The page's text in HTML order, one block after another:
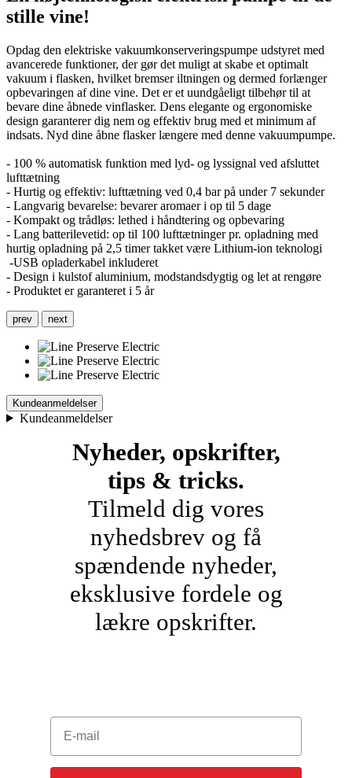
stille vine!
Opdag den elektriske vakuumkonserveringspumpe udstyret med
avancerede funktioner, der gør det muligt at skabe et optimalt
vakuum i flasken, hvilket bremser iltningen og dermed forlænger
opbevaringen af dine vine. Det er et uundgåeligt tilbehør til at
bevare dine åbnede vinflasker. Dens elegante og ergonomiske
design garanterer dig nem og effektiv brug med et minimum af
indsats. Nyd dine åbne flasker længere med denne vakuumpumpe.
- 100 % automatisk funktion med lyd- og lyssignal ved afsluttet
lufttætning
- Hurtig og effektiv: lufttætning ved 0,4 bar på under 7 sekunder
- Langvarig bevarelse: bevarer aromaer i op til 5 dage
- Kompakt og trådløs: lethed i håndtering og opbevaring
- Lang batterilevetid: op til 100 lufttætninger pr. opladning med
hurtig opladning på 2,5 timer takket være Lithium-ion teknologi
-USB opladerkabel inkluderet
- Design i kulstof aluminium, modstandsdygtig og let at rengøre
- Produktet er garanteret i 5 år
prev next
Kundeanmeldelser
Kundeanmeldelser
Nyheder, opskrifter,
tips & tricks.
Tilmeld dig vores
nyhedsbrev og få
spændende nyheder,
eksklusive fordele og
lækre opskrifter.
E-mail